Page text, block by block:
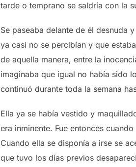
tarde o temprano se saldría con la
Se paseaba delante de él desnuda
ya casi no se percibían y que
de aquella manera, entre la
imaginaba que igual no había sido
continuó durante toda la semana
Ella ya se había vestido y
era inminente. Fue entonces
Cuando ella se disponía a irse se
que tuvo los días previos